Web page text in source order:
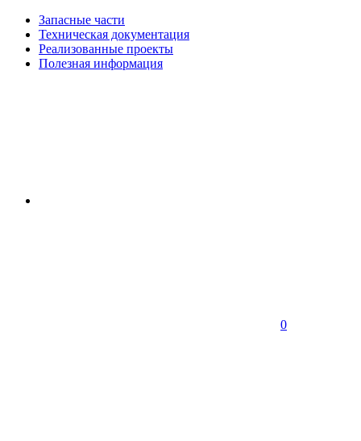
Запасные части
Техническая документация
Реализованные проекты
Полезная информация
0